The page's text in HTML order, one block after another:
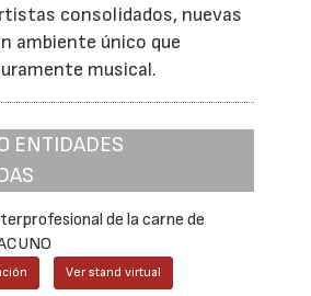
consolidados, nuevas
ambiente único que
musical.
ENTIDADES
de la carne de
Ver stand virtual